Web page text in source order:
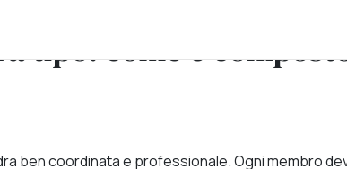
tipo: come è
ben coordinata e professionale. Ogni membro